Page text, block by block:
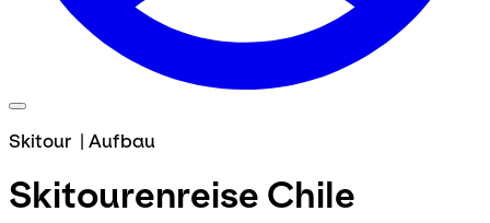
Skitour | Aufbau
Skitourenreise Chile